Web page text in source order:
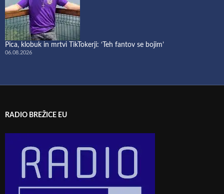
Pica, klobuk in mrtvi TikTokerji: ‘Teh fantov se bojim’
06.08.2026
RADIO BREŽICE EU